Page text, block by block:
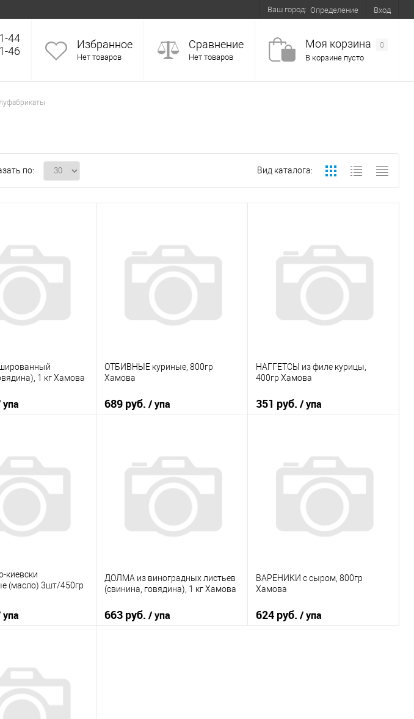
Ваш город: Определение Вход
44
46
Избранное
Нет товаров
Сравнение
Нет товаров
Моя корзина
0
В корзине пусто
по: Вид каталога:
1 кг Хамова
упа
клик
К сравнению
В наличии
ОТБИВНЫЕ куриные, 800гр
Хамова
689 руб. / упа
Купить в 1 клик
К сравнению
В избранное
В наличии
НАГГЕТСЫ из филе курицы,
400гр Хамова
351 руб. / упа
Купить в 1 клик
К сравнению
В избранное
В наличии
киевски
(масло) 3шт/450гр
упа
клик
К сравнению
В наличии
ДОЛМА из виноградных листьев
(свинина, говядина), 1 кг Хамова
663 руб. / упа
ВАРЕНИКИ с сыром, 800гр
Хамова
624 руб. / упа